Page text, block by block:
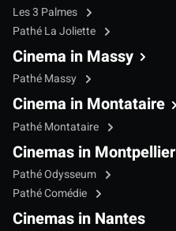
Les 3 Palmes
Pathé La Joliette
Cinema in Massy
Pathé Massy
Cinema in Montataire
Pathé Montataire
Cinemas in Montpellier
Pathé Odysseum
Pathé Comédie
Cinemas in Nantes